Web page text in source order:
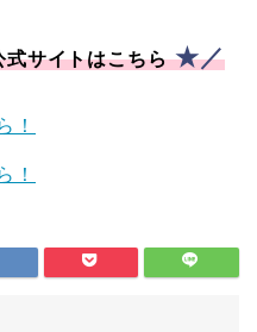
式サイトはこちら★／